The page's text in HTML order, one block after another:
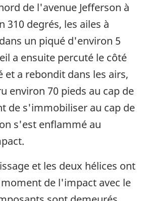
de l'avenue Jefferson à
310 degrés, les ailes à
un piqué d'environ 5
a ensuite percuté le côté
et a rebondit dans les airs,
environ 70 pieds au cap de
de s'immobiliser au cap de
s'est enflammé au
et les deux hélices ont
de l'impact avec le